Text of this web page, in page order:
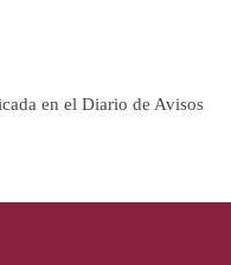
en el Diario de Avisos